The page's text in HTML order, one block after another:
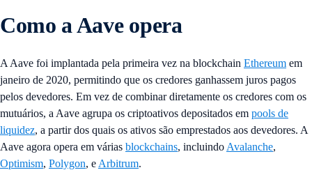
Como a Aave opera
A Aave foi implantada pela primeira vez na blockchain Ethereum em
janeiro de 2020, permitindo que os credores ganhassem juros pagos
pelos devedores. Em vez de combinar diretamente os credores com os
mutuários, a Aave agrupa os criptoativos depositados em pools de
liquidez, a partir dos quais os ativos são emprestados aos devedores. A
Aave agora opera em várias blockchains, incluindo Avalanche,
Optimism, Polygon, e Arbitrum.